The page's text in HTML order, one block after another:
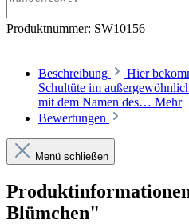
Produktnummer: SW10156
Beschreibung
Hier
Schultüte im
mit dem Namen des… Mehr
Bewertungen
Menü schließen
Blümchen"